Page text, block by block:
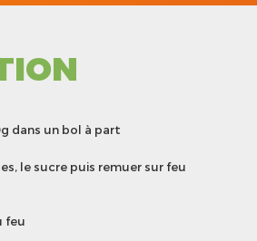
dans un bol à part
le sucre puis remuer sur feu
feu